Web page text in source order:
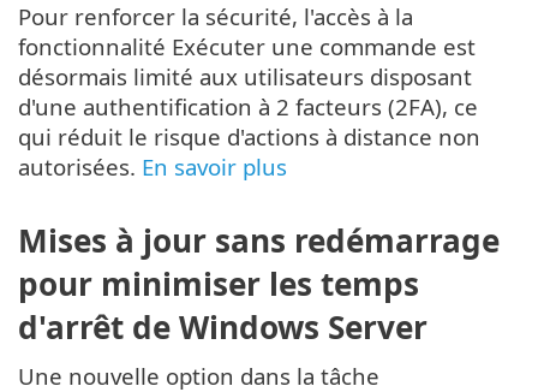
Pour renforcer la sécurité, l'accès à la
fonctionnalité Exécuter une commande est
désormais limité aux utilisateurs disposant
d'une authentification à 2 facteurs (2FA), ce
qui réduit le risque d'actions à distance non
autorisées. En savoir plus
Mises à jour sans redémarrage
pour minimiser les temps
d'arrêt de Windows Server
Une nouvelle option dans la tâche